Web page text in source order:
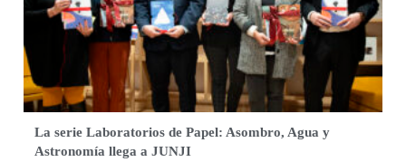
La serie Laboratorios de Papel: Asombro, Agua y
Astronomía llega a JUNJI